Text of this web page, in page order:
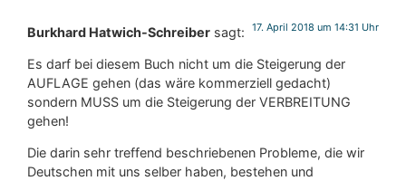
Burkhard Hatwich-Schreiber sagt: 17. April 2018 um 14:31 Uhr
Es darf bei diesem Buch nicht um die Steigerung der
AUFLAGE gehen (das wäre kommerziell gedacht)
sondern MUSS um die Steigerung der VERBREITUNG
gehen!
Die darin sehr treffend beschriebenen Probleme, die wir
Deutschen mit uns selber haben, bestehen und